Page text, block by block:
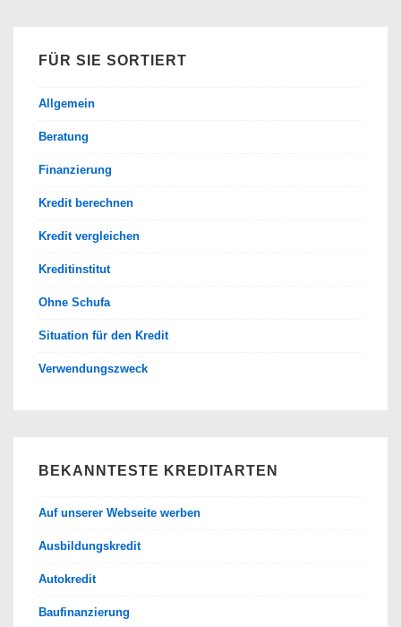
FÜR SIE SORTIERT
Allgemein
Beratung
Finanzierung
Kredit berechnen
Kredit vergleichen
Kreditinstitut
Ohne Schufa
Situation für den Kredit
Verwendungszweck
BEKANNTESTE KREDITARTEN
Auf unserer Webseite werben
Ausbildungskredit
Autokredit
Baufinanzierung